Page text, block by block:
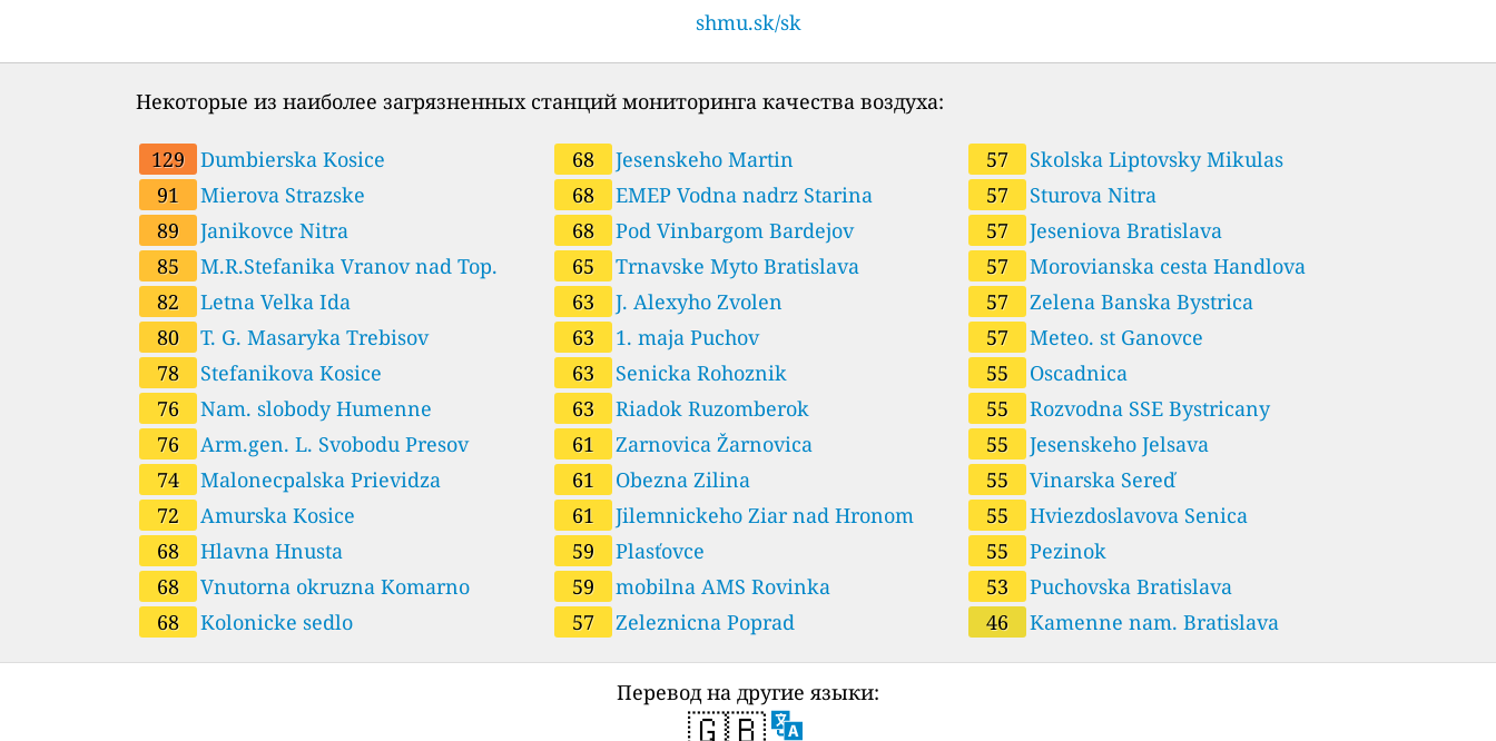
shmu.sk/sk
Некоторые из наиболее загрязненных станций мониторинга качества воздуха:
129
Dumbierska Kosice
91
Mierova Strazske
89
Janikovce Nitra
85
M.R.Stefanika Vranov nad Top.
82
Letna Velka Ida
80
T. G. Masaryka Trebisov
78
Stefanikova Kosice
76
Nam. slobody Humenne
76
Arm.gen. L. Svobodu Presov
74
Malonecpalska Prievidza
72
Amurska Kosice
68
Hlavna Hnusta
68
Vnutorna okruzna Komarno
68
Kolonicke sedlo
68
Jesenskeho Martin
68
EMEP Vodna nadrz Starina
68
Pod Vinbargom Bardejov
65
Trnavske Myto Bratislava
63
J. Alexyho Zvolen
63
1. maja Puchov
63
Senicka Rohoznik
63
Riadok Ruzomberok
61
Zarnovica Žarnovica
61
Obezna Zilina
61
Jilemnickeho Ziar nad Hronom
59
Plasťovce
59
mobilna AMS Rovinka
57
Zeleznicna Poprad
57
Skolska Liptovsky Mikulas
57
Sturova Nitra
57
Jeseniova Bratislava
57
Morovianska cesta Handlova
57
Zelena Banska Bystrica
57
Meteo. st Ganovce
55
Oscadnica
55
Rozvodna SSE Bystricany
55
Jesenskeho Jelsava
55
Vinarska Sereď
55
Hviezdoslavova Senica
55
Pezinok
53
Puchovska Bratislava
46
Kamenne nam. Bratislava
Перевод на другие языки:
🇬🇧